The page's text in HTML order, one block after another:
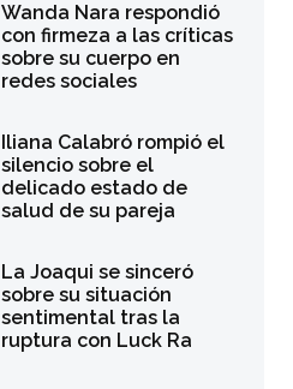
Wanda Nara respondió
con firmeza a las críticas
sobre su cuerpo en
redes sociales
Iliana Calabró rompió el
silencio sobre el
delicado estado de
salud de su pareja
La Joaqui se sinceró
sobre su situación
sentimental tras la
ruptura con Luck Ra